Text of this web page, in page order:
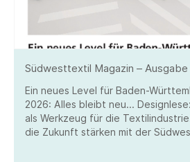
Südwesttextil Magazin – Ausgabe
Ein neues Level für Baden-
2026: Alles bleibt neu...
als Werkzeug für die
die Zukunft stärken mit der